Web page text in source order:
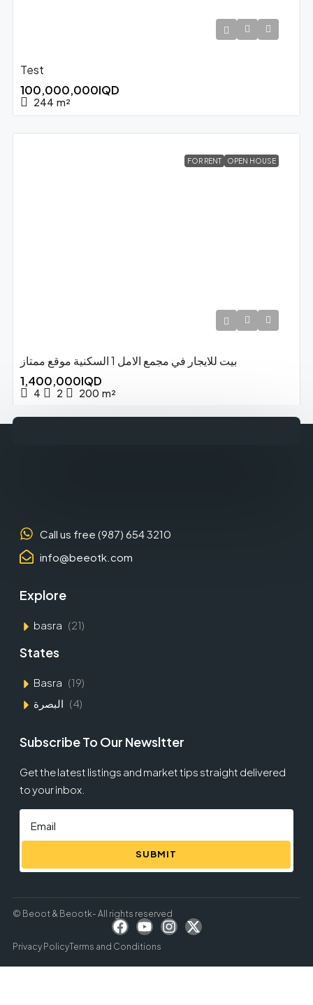
Test
100,000,000IQD
244 m²
FOR RENT OPEN HOUSE
بيت للايجار في مجمع الامل 1 السكنية موقع ممتاز
1,400,000IQD
4 2 200 m²
Call us free (987) 654 3210
info@beeotk.com
Explore
basra (21)
States
Basra (19)
البصرة (4)
Subscribe To Our Newsltter
Get the latest listings and market tips straight delivered
to your inbox.
SUBMIT
© Beoot & Beootk- All rights reserved
Privacy PolicyTerms and Conditions